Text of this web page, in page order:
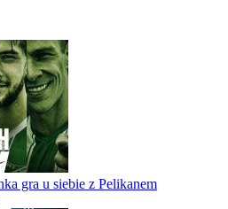
gra u siebie z Pelikanem